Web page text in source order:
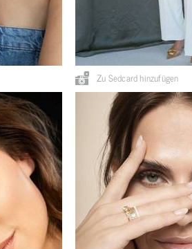
Zu Sedcard hinzufügen